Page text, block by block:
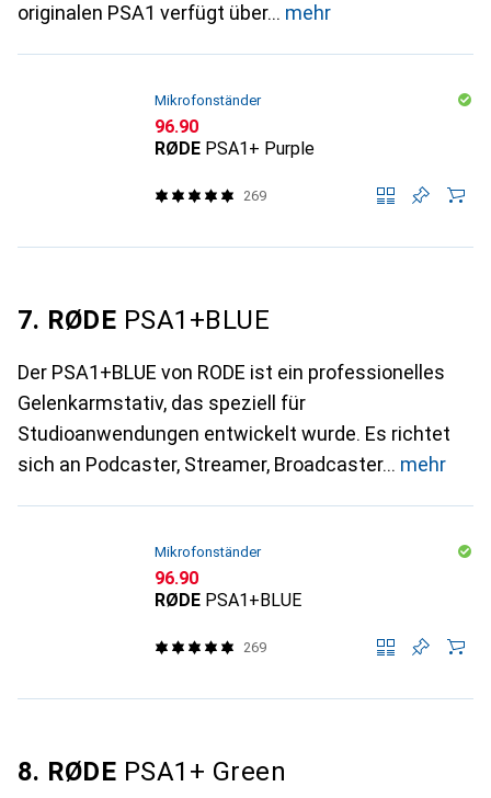
originalen PSA1 verfügt über
mehr
Mikrofonständer
CHF
96.90
RØDE PSA1+ Purple
269
7. RØDE PSA1+BLUE
Der PSA1+BLUE von RODE ist ein professionelles
Gelenkarmstativ, das speziell für
Studioanwendungen entwickelt wurde. Es richtet
sich an Podcaster, Streamer, Broadcaster
mehr
Mikrofonständer
CHF
96.90
RØDE PSA1+BLUE
269
8. RØDE PSA1+ Green